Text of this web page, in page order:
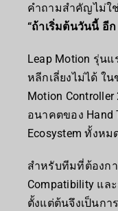
คำถามสำคัญไม่ใ
“ถ้าเริ่มต้นวันนี้ อี
Leap Motion รุ่น
หลีกเลี่ยงไม่ได้ ใ
Motion
อนาคตของ Hand
Ecosystem ทั้งหม
สำหรับทีมที่ต้องกา
Compatibility แล
ตั้งแต่ต้นจึงเป็นก